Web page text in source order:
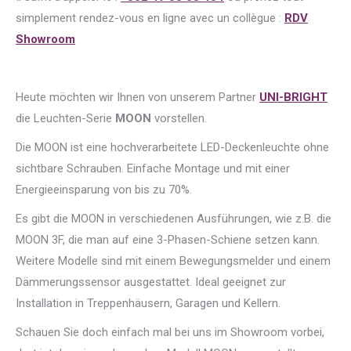
simplement rendez-vous en ligne avec un collègue : RDV
Showroom
Heute möchten wir Ihnen von unserem Partner UNI-BRIGHT
die Leuchten-Serie MOON vorstellen.
Die MOON ist eine hochverarbeitete LED-Deckenleuchte ohne
sichtbare Schrauben. Einfache Montage und mit einer
Energieeinsparung von bis zu 70%.
Es gibt die MOON in verschiedenen Ausführungen, wie z.B. die
MOON 3F, die man auf eine 3-Phasen-Schiene setzen kann.
Weitere Modelle sind mit einem Bewegungsmelder und einem
Dämmerungssensor ausgestattet. Ideal geeignet zur
Installation in Treppenhäusern, Garagen und Kellern.
Schauen Sie doch einfach mal bei uns im Showroom vorbei,